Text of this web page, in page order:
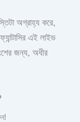
অগ্রাহ্য করে,
এই লাইভ
জন্য, অধীর